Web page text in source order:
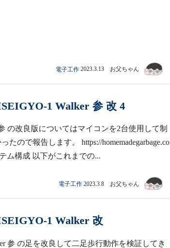
電子工作 2023.3.13 お父ちゃん
1 Walker 参 改 4
の改良版についてはマイコンを2台使用して制
ので報告します。 https://homemadegarbage.co
構成 以下がこれまでの...
電子工作 2023.3.8 お父ちゃん
1 Walker 改
参 の足を改良して二足歩行動作を検証してき